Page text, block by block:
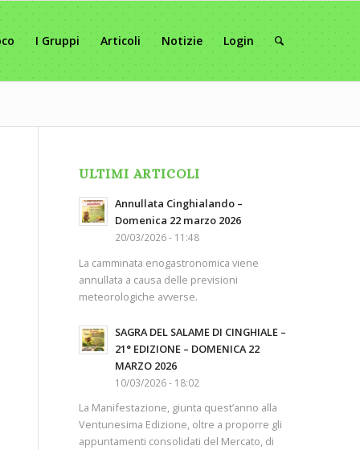
I Gruppi Articoli Notizie Login
ULTIMI ARTICOLI
Annullata Cinghialando –
Domenica 22 marzo 2026
20/03/2026 - 11:48
La camminata enogastronomica viene
annullata a causa delle previsioni
meteorologiche avverse.
SAGRA DEL SALAME DI CINGHIALE –
21° EDIZIONE – DOMENICA 22
MARZO 2026
10/03/2026 - 18:02
La Manifestazione, giunta quest’anno alla
Ventunesima Edizione, oltre a proporre gli
appuntamenti consolidati del Mercato, di